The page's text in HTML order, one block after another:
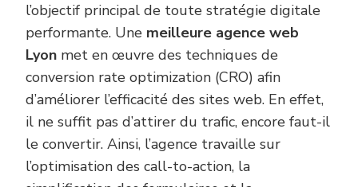
l’objectif principal de toute stratégie digitale
performante. Une meilleure agence web
Lyon met en œuvre des techniques de
conversion rate optimization (CRO) afin
d’améliorer l’efficacité des sites web. En effet,
il ne suffit pas d’attirer du trafic, encore faut-il
le convertir. Ainsi, l’agence travaille sur
l’optimisation des call-to-action, la